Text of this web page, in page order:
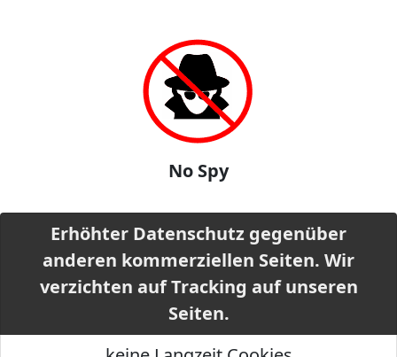
No Spy
Erhöhter Datenschutz gegenüber
anderen kommerziellen Seiten. Wir
verzichten auf Tracking auf unseren
Seiten.